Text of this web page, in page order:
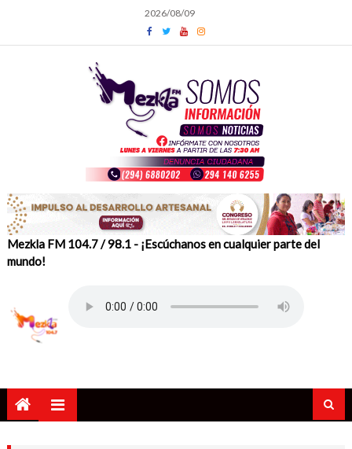
content
2026/08/09
Mezkla FM 104.7 / 98.1 - ¡Escúchanos en cualquier parte del
mundo!